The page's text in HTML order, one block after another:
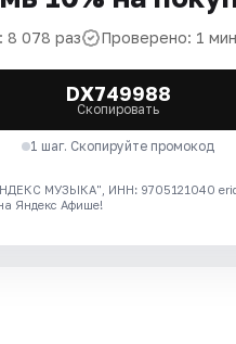
8 078 раз Проверено: 1
DX749988
Скопировать
1 шаг. Скопируйте промокод
МУЗЫКА", ИНН: 9705121040 erid:
Яндекс Афише!